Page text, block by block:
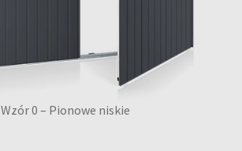
Wzór 0 – Pionowe niskie